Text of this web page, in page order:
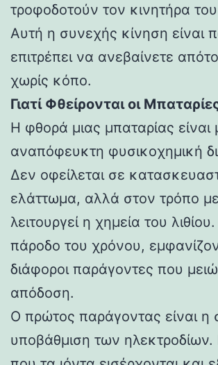
τροφοδοτούν τον κινητήρα
Αυτή η συνεχής κίνηση είναι
επιτρέπει να ανεβαίνετε
χωρίς κόπο.
Γιατί Φθείρονται οι
Η φθορά μιας μπαταρίας είναι
αναπόφευκτη φυσικοχημική
Δεν οφείλεται σε
ελάττωμα, αλλά στον τρόπο
λειτουργεί η χημεία του
πάροδο του χρόνου,
διάφοροι παράγοντες που
απόδοση.
Ο πρώτος παράγοντας είναι η
υποβάθμιση των